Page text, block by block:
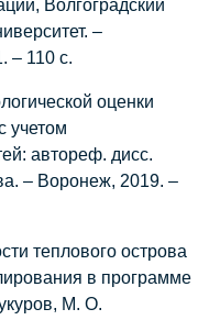
Волгоградский
–
– 110 с.
оценки
учетом
автореф. дисс.
– Воронеж, 2019. –
теплового острова
в программе
М. О.